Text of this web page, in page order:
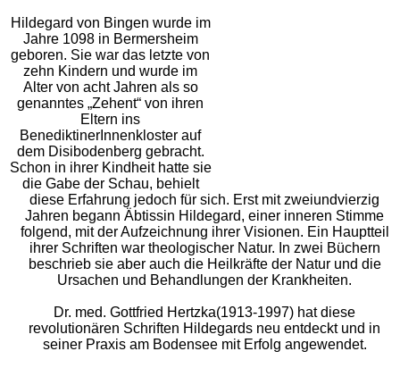
Hildegard von Bingen wurde im
Jahre 1098 in Bermersheim
geboren. Sie war das letzte von
zehn Kindern und wurde im
Alter von acht Jahren als so
genanntes „Zehent“ von ihren
Eltern ins
BenediktinerInnenkloster auf
dem Disibodenberg gebracht.
Schon in ihrer Kindheit hatte sie
die Gabe der Schau, behielt
diese Erfahrung jedoch für sich. Erst mit zweiundvierzig
Jahren begann Äbtissin Hildegard, einer inneren Stimme
folgend, mit der Aufzeichnung ihrer Visionen. Ein Hauptteil
ihrer Schriften war theologischer Natur. In zwei Büchern
beschrieb sie aber auch die Heilkräfte der Natur und die
Ursachen und Behandlungen der Krankheiten.
Dr. med. Gottfried Hertzka(1913-1997) hat diese
revolutionären Schriften Hildegards neu entdeckt und in
seiner Praxis am Bodensee mit Erfolg angewendet.